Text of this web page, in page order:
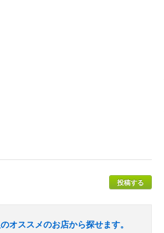
投稿する
オススメのお店から探せます。